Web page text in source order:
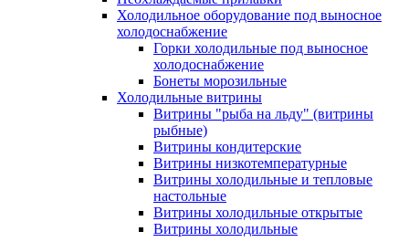
Холодильное оборудование под выносное
холодоснабжение
Горки холодильные под выносное
холодоснабжение
Бонеты морозильные
Холодильные витрины
Витрины "рыба на льду" (витрины
рыбные)
Витрины кондитерские
Витрины низкотемпературные
Витрины холодильные и тепловые
настольные
Витрины холодильные открытые
Витрины холодильные